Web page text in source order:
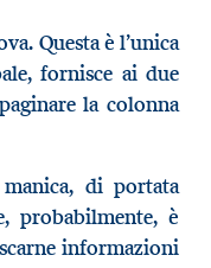
Questa è l’unica
fornisce ai due
la colonna
di portata
probabilmente, è
informazioni